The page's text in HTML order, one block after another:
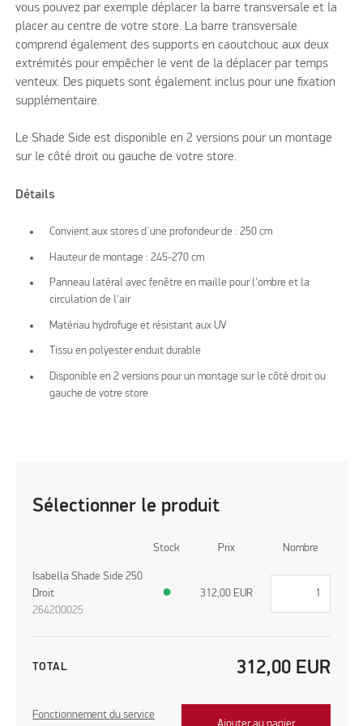
vous pouvez par exemple déplacer la barre transversale et la
placer au centre de votre store. La barre transversale
comprend également des supports en caoutchouc aux deux
extrémités pour empêcher le vent de la déplacer par temps
venteux. Des piquets sont également inclus pour une fixation
supplémentaire.
Le Shade Side est disponible en 2 versions pour un montage
sur le côté droit ou gauche de votre store.
Détails
Convient aux stores d’une profondeur de : 250 cm
Hauteur de montage : 245-270 cm
Panneau latéral avec fenêtre en maille pour l'ombre et la
circulation de l'air
Matériau hydrofuge et résistant aux UV
Tissu en polyester enduit durable
Disponible en 2 versions pour un montage sur le côté droit ou
gauche de votre store
Sélectionner le produit
Stock Prix Nombre
Isabella Shade Side 250
Droit
264200025
● 312,00 EUR
TOTAL 312,00 EUR
Fonctionnement du service
Ajouter au panier